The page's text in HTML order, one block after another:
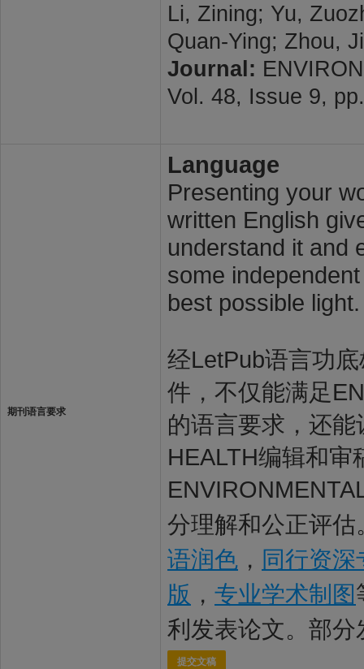
Li, Zining; Yu,
Quan-Ying; Zhou,
Journal:
Vol. 48, Issue 9,
期刊语言要求
Language
Presenting your
written English
understand it and
some
best possible light.
经LetPub语言功
件，不仅能满足
的语言要求，还
HEALTH编辑和
分理解和公正评
语润色 ， 同行资深
版 ， 专业学术制图
利发表论文。部
提交文稿